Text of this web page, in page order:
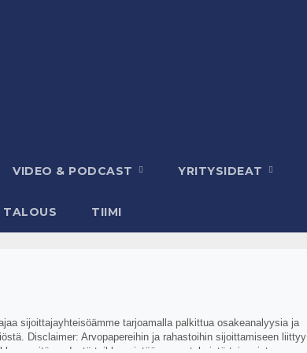
VIDEO & PODCAST YRITYSIDEAT
TALOUS TIIMI
sijoittajayhteisöämme tarjoamalla palkittua osakeanalyysia ja
Disclaimer: Arvopapereihin ja rahastoihin sijoittamiseen liittyy